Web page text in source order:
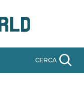
CERCA